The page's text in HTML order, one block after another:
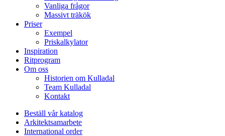
Vanliga frågor
Massivt träkök
Priser
Exempel
Priskalkylator
Inspiration
Ritprogram
Om oss
Historien om Kulladal
Team Kulladal
Kontakt
Beställ vår katalog
Arkitektsamarbete
International order